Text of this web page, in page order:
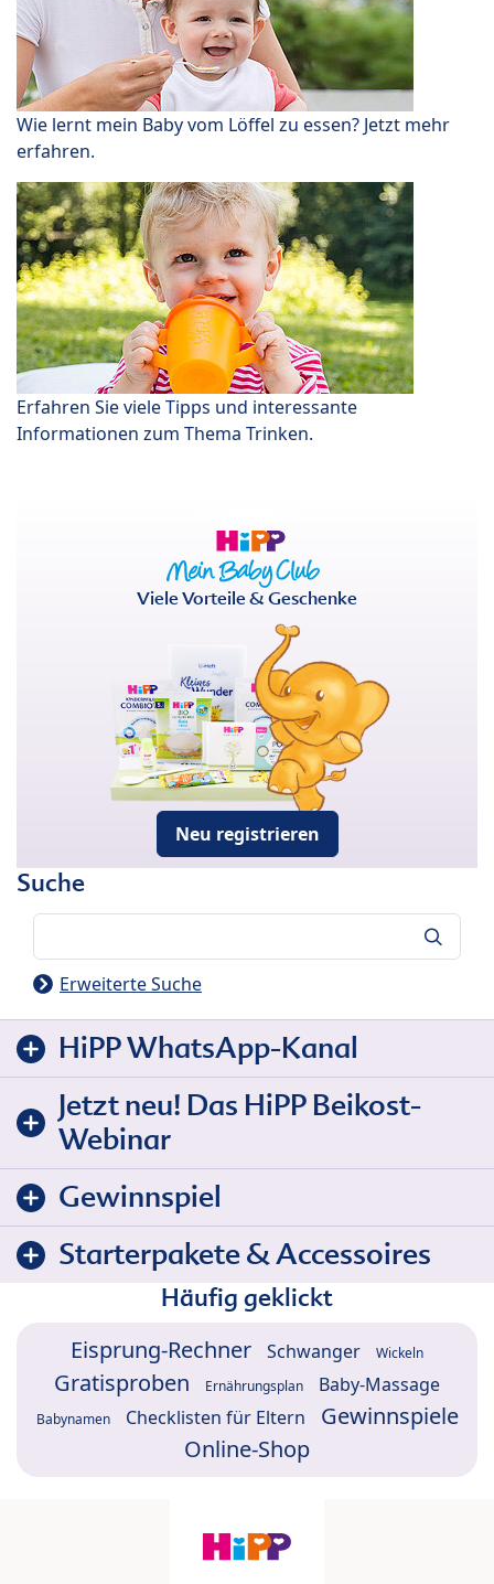
Wie lernt mein Baby vom Löffel zu essen? Jetzt mehr
erfahren.
Erfahren Sie viele Tipps und interessante
Informationen zum Thema Trinken.
Viele Vorteile & Geschenke
Neu registrieren
Suche
Erweiterte Suche
HiPP WhatsApp-Kanal
Jetzt neu! Das HiPP Beikost-
Webinar
Gewinnspiel
Starterpakete & Accessoires
Häufig geklickt
Eisprung-Rechner Schwanger Wickeln
Gratisproben Ernährungsplan Baby-Massage
Babynamen Checklisten für Eltern
Gewinnspiele
Online-Shop